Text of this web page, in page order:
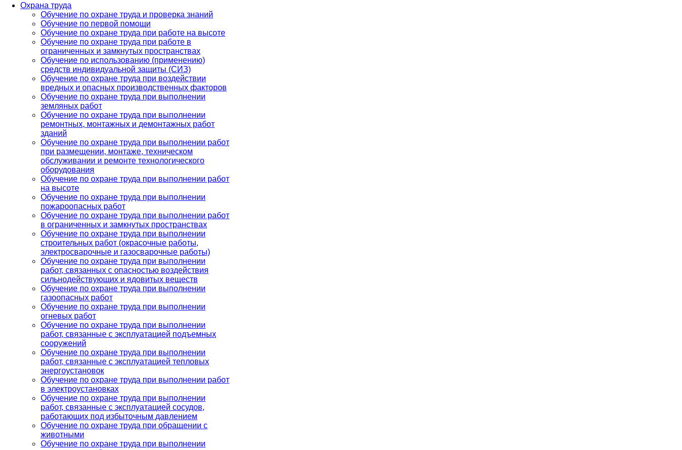
Охрана труда
Обучение по охране труда и проверка знаний
Обучение по первой помощи
Обучение по охране труда при работе на высоте
Обучение по охране труда при работе в
ограниченных и замкнутых пространствах
Обучение по использованию (применению)
средств индивидуальной защиты (СИЗ)
Обучение по охране труда при воздействии
вредных и опасных производственных факторов
Обучение по охране труда при выполнении
земляных работ
Обучение по охране труда при выполнении
ремонтных, монтажных и демонтажных работ
зданий
Обучение по охране труда при выполнении работ
при размещении, монтаже, техническом
обслуживании и ремонте технологического
оборудования
Обучение по охране труда при выполнении работ
на высоте
Обучение по охране труда при выполнении
пожароопасных работ
Обучение по охране труда при выполнении работ
в ограниченных и замкнутых пространствах
Обучение по охране труда при выполнении
строительных работ (окрасочные работы,
электросварочные и газосварочные работы)
Обучение по охране труда при выполнении
работ, связанных с опасностью воздействия
сильнодействующих и ядовитых веществ
Обучение по охране труда при выполнении
газоопасных работ
Обучение по охране труда при выполнении
огневых работ
Обучение по охране труда при выполнении
работ, связанные с эксплуатацией подъемных
сооружений
Обучение по охране труда при выполнении
работ, связанные с эксплуатацией тепловых
энергоустановок
Обучение по охране труда при выполнении работ
в электроустановках
Обучение по охране труда при выполнении
работ, связанные с эксплуатацией сосудов,
работающих под избыточным давлением
Обучение по охране труда при обращении с
животными
Обучение по охране труда при выполнении